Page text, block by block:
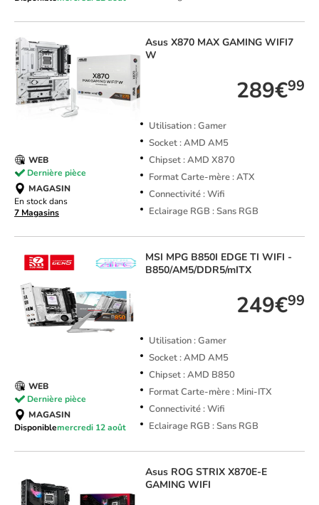
Asus X870 MAX GAMING WIFI7
W
289€99
Utilisation : Gamer
Socket : AMD AM5
Chipset : AMD X870
Format Carte-mère : ATX
Connectivité : Wifi
Eclairage RGB : Sans RGB
WEB
Dernière pièce
MAGASIN
En stock dans
7 Magasins
MSI MPG B850I EDGE TI WIFI -
B850/AM5/DDR5/mITX
249€99
Utilisation : Gamer
Socket : AMD AM5
Chipset : AMD B850
Format Carte-mère : Mini-ITX
Connectivité : Wifi
Eclairage RGB : Sans RGB
WEB
Dernière pièce
MAGASIN
Disponiblemercredi 12 août
Asus ROG STRIX X870E-E
GAMING WIFI